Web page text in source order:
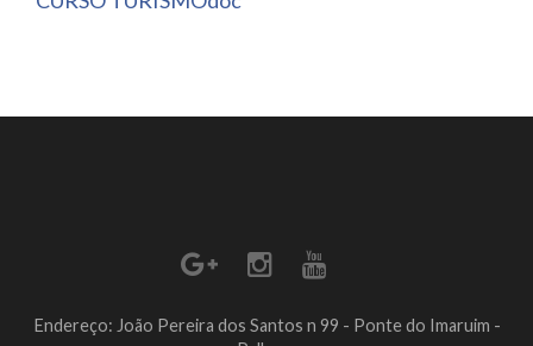
Endereço: João Pereira dos Santos n 99 - Ponte do Imaruim -